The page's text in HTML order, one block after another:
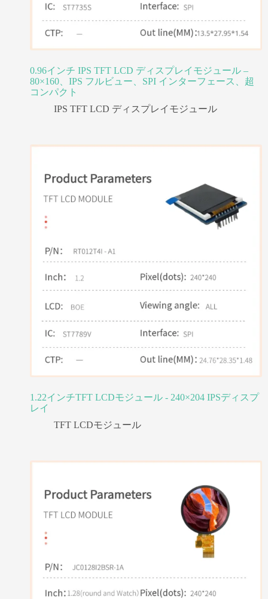
0.96インチ IPS TFT LCD ディスプレイモジュール –
80×160、IPS フルビュー、SPI インターフェース、超
コンパクト
IPS TFT LCD ディスプレイモジュール
1.22インチTFT LCDモジュール - 240×204 IPSディスプ
レイ
TFT LCDモジュール